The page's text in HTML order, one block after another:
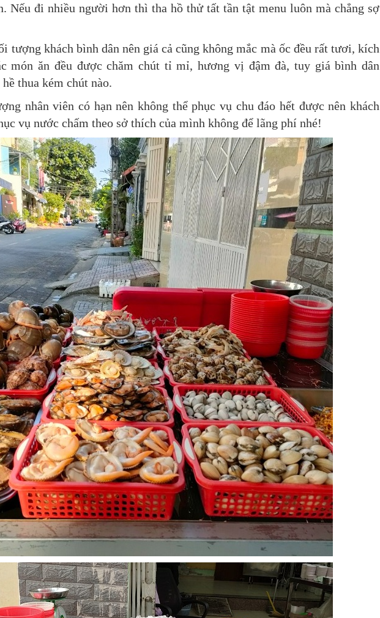
Nếu đi nhiều người hơn thì tha hồ thử tất tần tật menu luôn mà chẳng sợ
tượng khách bình dân nên giá cả cũng không mắc mà ốc đều rất tươi, kích
món ăn đều được chăm chút tỉ mỉ, hương vị đậm đà, tuy giá bình dân
thua kém chút nào.
nhân viên có hạn nên không thể phục vụ chu đáo hết được nên khách
vụ nước chấm theo sở thích của mình không để lãng phí nhé!